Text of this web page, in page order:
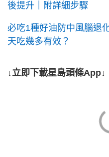
後提升｜附詳細步驟
必吃1種好油防中風腦退
天吃幾多有效？
↓立即下載星島頭條App↓